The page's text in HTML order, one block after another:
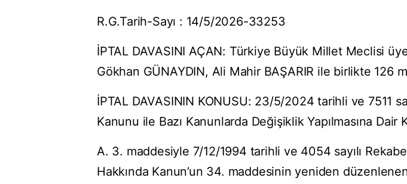
R.G.Tarih-Sayı : 14/5/2026-33253
İPTAL DAVASINI AÇAN: Türkiye Büyük Millet Meclisi
Gökhan GÜNAYDIN, Ali Mahir BAŞARIR ile birlikte 126
İPTAL DAVASININ KONUSU: 23/5/2024 tarihli ve 7511
Kanunu ile Bazı Kanunlarda Değişiklik Yapılmasına Dair
A. 3. maddesiyle 7/12/1994 tarihli ve 4054 sayılı
Hakkında Kanun’un 34. maddesinin yeniden